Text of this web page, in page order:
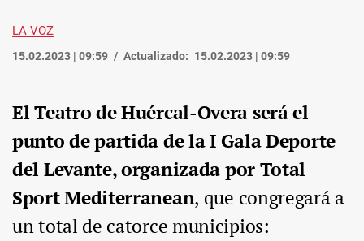
LA VOZ
15.02.2023 | 09:59 Actualizado: 15.02.2023 | 09:59
El Teatro de Huércal-Overa será el
punto de partida de la I Gala Deporte
del Levante, organizada por Total
Sport Mediterranean, que congregará a
un total de catorce municipios: